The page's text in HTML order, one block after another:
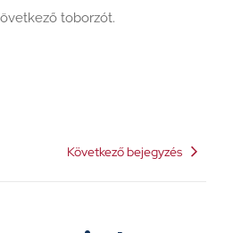
toborzót.
Következő bejegyzés